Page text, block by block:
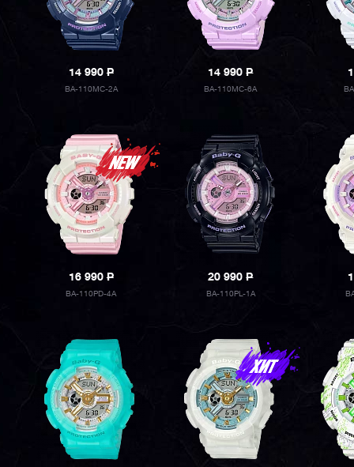
14 990P
BA-110MC-2A
14 990P
BA-110MC-6A
16 990P
BA-110PD-4A
20 990P
BA-110PL-1A